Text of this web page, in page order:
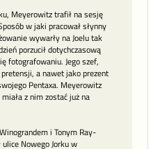
Meyerowitz trafił na sesję
w jaki pracował słynny
wywarły na Joelu tak
porzucił dotychczasową
fotografowaniu. Jego szef,
a nawet jako prezent
Pentaxa. Meyerowitz
z nim zostać już na
i Tonym Ray-
ulice Nowego Jorku w